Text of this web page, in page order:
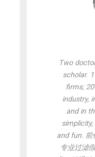
Two
scholar.
firms;
industry,
and in
and fun. 前
专业过滤